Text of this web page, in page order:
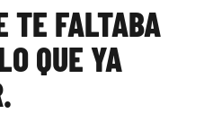
TE FALTABA
QUE YA